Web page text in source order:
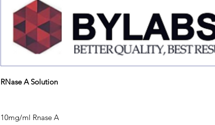
RNase A Solution
10mg/ml Rnase A